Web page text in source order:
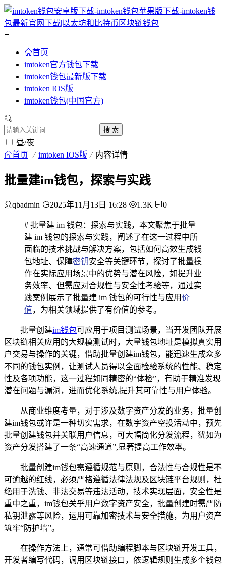
首页
imtoken官方钱包下载
imtoken钱包最新版下载
imtoken IOS版
imtoken钱包(中国官方)
搜 索
昼/夜
首页 imtoken IOS版 内容详情
批量建im钱包，探索与实践
qbadmin 2025年11月13日 16:28 1.3K 0
# 批量建 im 钱包：探索与实践，本文聚焦于批量
建 im 钱包的探索与实践，阐述了在这一过程中所
面临的技术挑战与解决方案，包括如何高效生成钱
包地址、保障密钥安全等关键环节，探讨了批量操
作在实际应用场景中的优势与潜在风险，如提升业
务效率、但需应对合规性与安全性考验等，通过实
践案例展示了批量建 im 钱包的可行性与应用价
值，为相关领域提供了有价值的参考。
批量创建im钱包可应用于项目测试场景，当开发团队开展
区块链相关应用的大规模测试时，大量钱包地址是模拟真实用
户交易与操作的关键，借助批量创建im钱包，能迅速生成众多
不同的钱包实例，让测试人员得以全面检验系统的性能、稳定
性及各项功能，这一过程如同精密的“体检”，有助于精准发现
潜在问题与漏洞，进而优化系统,提升其可靠性与用户体验。
从商业维度考量，对于涉及数字资产分发的业务，批量创
建im钱包或许是一种切实需求，在数字资产空投活动中，预先
批量创建钱包并关联用户信息，可大幅简化分发流程，犹如为
资产分发搭建了一条“高速通道”,显著提高工作效率。
批量创建im钱包需遵循规范与原则，合法性与合规性是不
可逾越的红线，必须严格遵循法律法规及区块链平台规则，杜
绝用于洗钱、非法交易等违法活动，技术实现层面，安全性是
重中之重，im钱包关乎用户数字资产安全，批量创建时需严防
私钥泄露等风险，运用可靠加密技术与安全措施，为用户资产
筑牢“防护墙”。
在操作方法上，通常可借助编程脚本与区块链开发工具，
开发者编写代码，调用区块链接口，依逻辑规则生成多个钱包